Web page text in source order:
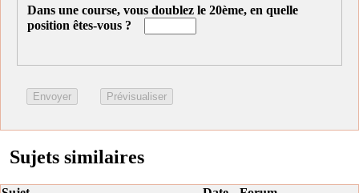
Dans une course, vous doublez le 20ème, en quelle
position êtes-vous ?
Sujets similaires